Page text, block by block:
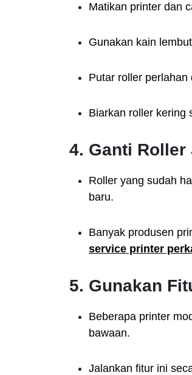
Matikan printer dan
Gunakan kain
Putar roller
Biarkan roller kering
4. Ganti Roller
Roller yang sudah
baru.
Banyak produsen
service printer
5. Gunakan
Beberapa printer
bawaan.
Jalankan fitur ini